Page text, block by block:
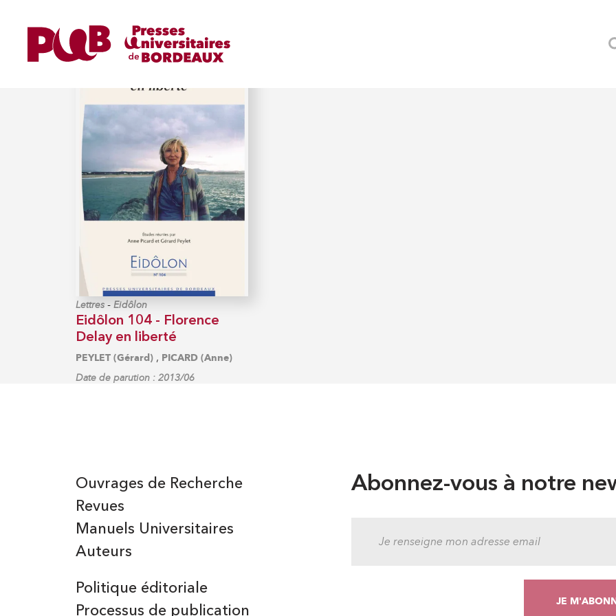
Lettres- Eidôlon
Eidôlon 104 - Florence
Delay en liberté
PEYLET (Gérard), PICARD (Anne)
Date de parution : 2013/06
Abonnez-vous à notre
Auteurs
Manuels Universitaires
Ouvrages de Recherche
Revues
Politique éditoriale
Processus de publication